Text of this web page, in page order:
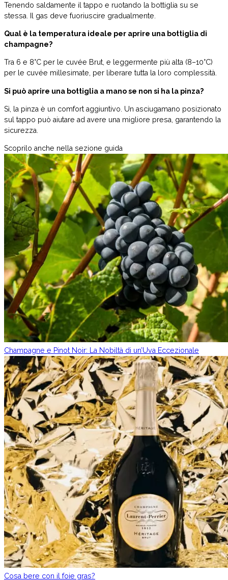
Tenendo saldamente il tappo e ruotando la bottiglia su se
stessa. Il gas deve fuoriuscire gradualmente.
Qual è la temperatura ideale per aprire una bottiglia di
champagne?
Tra 6 e 8°C per le cuvée Brut, e leggermente più alta (8–10°C)
per le cuvée millesimate, per liberare tutta la loro complessità.
Si può aprire una bottiglia a mano se non si ha la pinza?
Sì, la pinza è un comfort aggiuntivo. Un asciugamano posizionato
sul tappo può aiutare ad avere una migliore presa, garantendo la
sicurezza.
Scoprilo anche nella sezione guida
Champagne e Pinot Noir: La Nobiltà di un’Uva Eccezionale
Cosa bere con il foie gras?